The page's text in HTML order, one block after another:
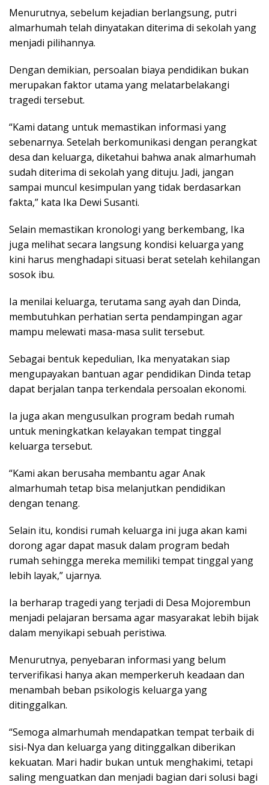
Menurutnya, sebelum kejadian berlangsung, putri
almarhumah telah dinyatakan diterima di sekolah yang
menjadi pilihannya.
Dengan demikian, persoalan biaya pendidikan bukan
merupakan faktor utama yang melatarbelakangi
tragedi tersebut.
“Kami datang untuk memastikan informasi yang
sebenarnya. Setelah berkomunikasi dengan perangkat
desa dan keluarga, diketahui bahwa anak almarhumah
sudah diterima di sekolah yang dituju. Jadi, jangan
sampai muncul kesimpulan yang tidak berdasarkan
fakta,” kata Ika Dewi Susanti.
Selain memastikan kronologi yang berkembang, Ika
juga melihat secara langsung kondisi keluarga yang
kini harus menghadapi situasi berat setelah kehilangan
sosok ibu.
Ia menilai keluarga, terutama sang ayah dan Dinda,
membutuhkan perhatian serta pendampingan agar
mampu melewati masa-masa sulit tersebut.
Sebagai bentuk kepedulian, Ika menyatakan siap
mengupayakan bantuan agar pendidikan Dinda tetap
dapat berjalan tanpa terkendala persoalan ekonomi.
Ia juga akan mengusulkan program bedah rumah
untuk meningkatkan kelayakan tempat tinggal
keluarga tersebut.
“Kami akan berusaha membantu agar Anak
almarhumah tetap bisa melanjutkan pendidikan
dengan tenang.
Selain itu, kondisi rumah keluarga ini juga akan kami
dorong agar dapat masuk dalam program bedah
rumah sehingga mereka memiliki tempat tinggal yang
lebih layak,” ujarnya.
Ia berharap tragedi yang terjadi di Desa Mojorembun
menjadi pelajaran bersama agar masyarakat lebih bijak
dalam menyikapi sebuah peristiwa.
Menurutnya, penyebaran informasi yang belum
terverifikasi hanya akan memperkeruh keadaan dan
menambah beban psikologis keluarga yang
ditinggalkan.
“Semoga almarhumah mendapatkan tempat terbaik di
sisi-Nya dan keluarga yang ditinggalkan diberikan
kekuatan. Mari hadir bukan untuk menghakimi, tetapi
saling menguatkan dan menjadi bagian dari solusi bagi